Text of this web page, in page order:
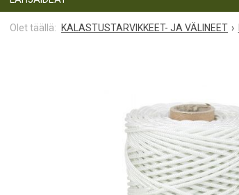
KALASTUSTARVIKKEET- JA VÄLINEET